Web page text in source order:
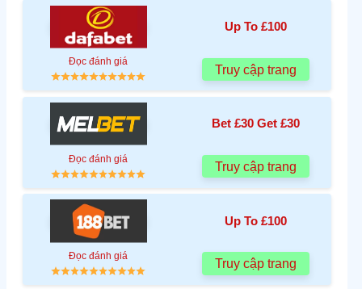
Up To £100
Đọc đánh giá
Truy cập trang
Bet £30 Get £30
Đọc đánh giá
Truy cập trang
Up To £100
Đọc đánh giá
Truy cập trang